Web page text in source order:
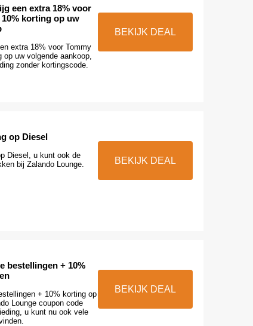
een extra 18% voor
korting op uw
extra 18% voor Tommy
uw volgende aankoop,
zonder kortingscode.
BEKIJK DEAL
op Diesel
Diesel, u kunt ook de
bij Zalando Lounge.
BEKIJK DEAL
bestellingen + 10%
+ 10% korting op
Lounge coupon code
u kunt nu ook vele
BEKIJK DEAL